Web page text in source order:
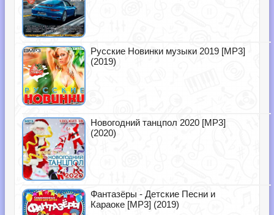
Русские Новинки музыки 2019 [MP3]
(2019)
Новогодний танцпол 2020 [MP3]
(2020)
Фантазёры - Детские Песни и
Караоке [MP3] (2019)